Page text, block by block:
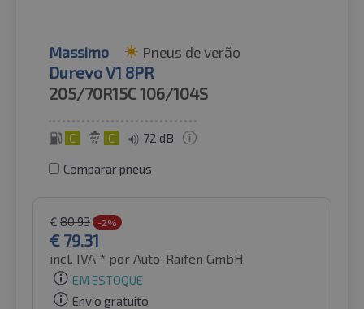
Massimo Pneus de verão
Durevo V1 8PR
205/70R15C106/104S
C C 72 dB
Comparar pneus
€ 80.93 -2%
€ 79.31
incl. IVA * por Auto-Raifen GmbH
EM ESTOQUE
Envio gratuito